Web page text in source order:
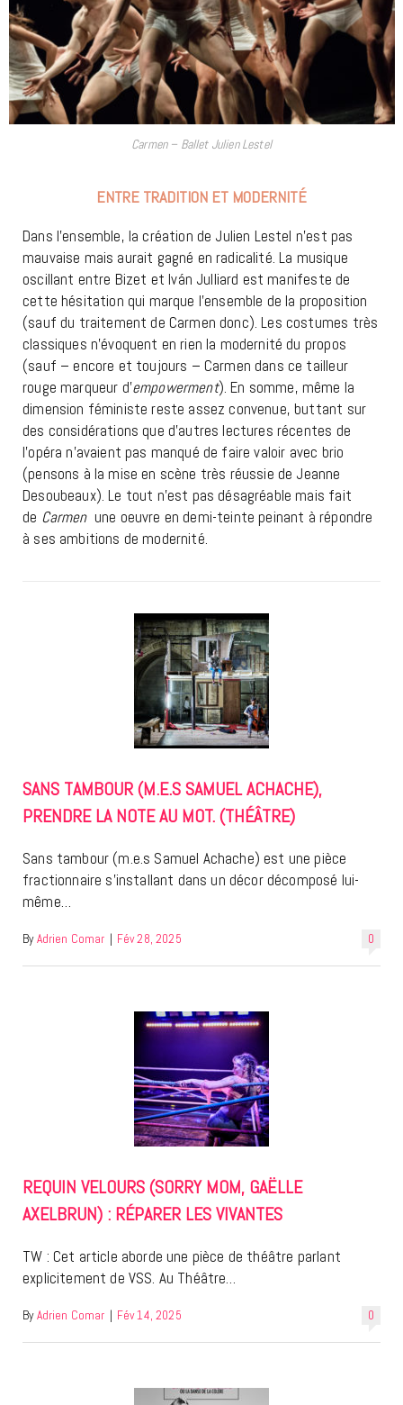
Carmen – Ballet Julien Lestel
ENTRE TRADITION ET MODERNITÉ
Dans l’ensemble, la création de Julien Lestel n’est pas
mauvaise mais aurait gagné en radicalité. La musique
oscillant entre Bizet et Iván Julliard est manifeste de
cette hésitation qui marque l’ensemble de la proposition
(sauf du traitement de Carmen donc). Les costumes très
classiques n’évoquent en rien la modernité du propos
(sauf – encore et toujours – Carmen dans ce tailleur
rouge marqueur d’empowerment). En somme, même la
dimension féministe reste assez convenue, buttant sur
des considérations que d’autres lectures récentes de
l’opéra n’avaient pas manqué de faire valoir avec brio
(pensons à la mise en scène très réussie de Jeanne
Desoubeaux). Le tout n’est pas désagréable mais fait
de Carmen une oeuvre en demi-teinte peinant à répondre
à ses ambitions de modernité.
SANS TAMBOUR (M.E.S SAMUEL ACHACHE),
PRENDRE LA NOTE AU MOT. (THÉÂTRE)
Sans tambour (m.e.s Samuel Achache) est une pièce
fractionnaire s’installant dans un décor décomposé lui-
même…
0
By Adrien Comar | Fév 28, 2025
REQUIN VELOURS (SORRY MOM, GAËLLE
AXELBRUN) : RÉPARER LES VIVANTES
TW : Cet article aborde une pièce de théâtre parlant
explicitement de VSS. Au Théâtre…
0
By Adrien Comar | Fév 14, 2025